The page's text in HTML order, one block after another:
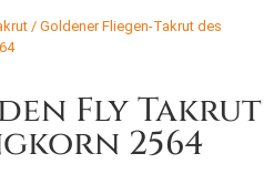
/ Goldener Fliegen-Takrut des
Fly Takrut
2564